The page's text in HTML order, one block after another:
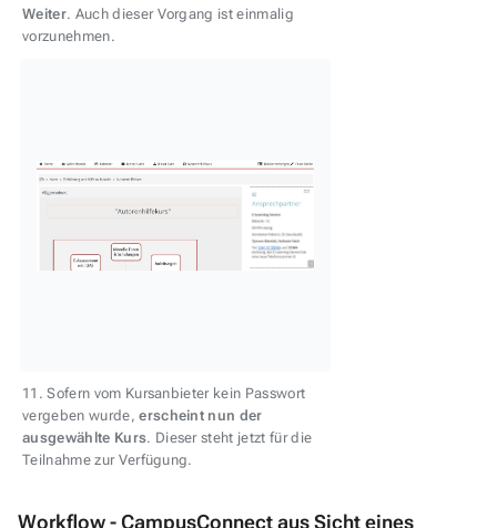
Weiter. Auch dieser Vorgang ist einmalig
vorzunehmen.
11. Sofern vom Kursanbieter kein Passwort
vergeben wurde,erscheint nun der
ausgewählte Kurs. Dieser steht jetzt für die
Teilnahme zur Verfügung.
Workflow - CampusConnect aus Sicht eines